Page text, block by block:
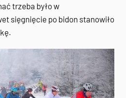
trzeba było w
sięgnięcie po bidon stanowiło